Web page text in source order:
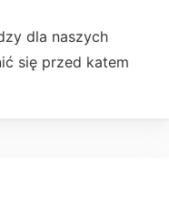
dla naszych
się przed katem